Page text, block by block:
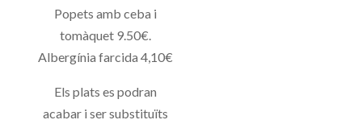
Popets amb ceba i
tomàquet 9.50€.
Albergínia farcida 4,10€
Els plats es podran
acabar i ser substituïts